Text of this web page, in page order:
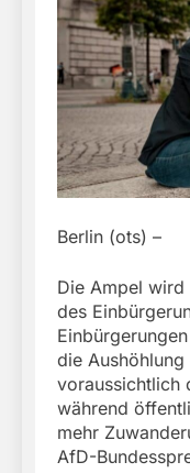
Berlin (ots) –
Die Ampel wird
des
die
voraussichtlich
während
mehr
AfD-